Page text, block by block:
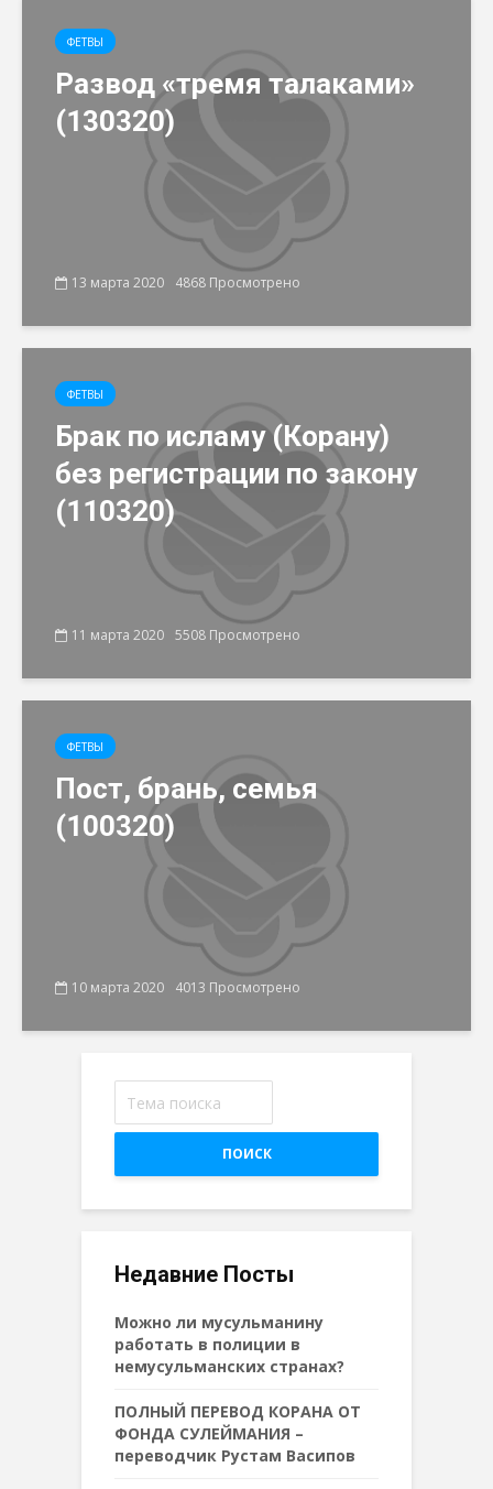
ФЕТВЫ
Развод «тремя талаками»
(130320)
13 марта 2020 4868 Просмотрено
ФЕТВЫ
Брак по исламу (Корану)
без регистрации по закону
(110320)
11 марта 2020 5508 Просмотрено
ФЕТВЫ
Пост, брань, семья
(100320)
10 марта 2020 4013 Просмотрено
ПОИСК
Недавние Посты
Можно ли мусульманину
работать в полиции в
немусульманских странах?
ПОЛНЫЙ ПЕРЕВОД КОРАНА ОТ
ФОНДА СУЛЕЙМАНИЯ –
переводчик Рустам Васипов